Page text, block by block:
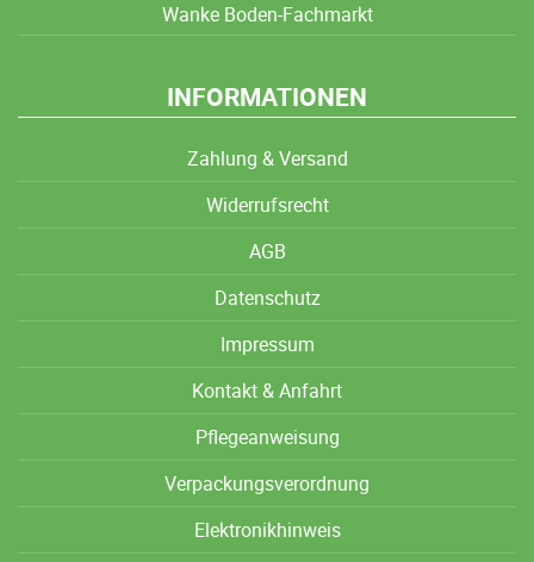
Wanke Boden-Fachmarkt
INFORMATIONEN
Zahlung & Versand
Widerrufsrecht
AGB
Datenschutz
Impressum
Kontakt & Anfahrt
Pflegeanweisung
Verpackungsverordnung
Elektronikhinweis